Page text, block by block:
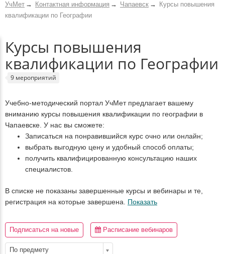
УчМет Контактная информация Чапаевск
Курсы повышения
квалификации по Географии
Курсы повышения
квалификации по Географии
9 мероприятий
Учебно-методический портал УчМет предлагает вашему
вниманию курсы повышения квалификации по географии в
Чапаевске. У нас вы сможете:
Записаться на понравившийся курс очно или онлайн;
выбрать выгодную цену и удобный способ оплаты;
получить квалифицированную консультацию наших
специалистов.
В списке не показаны завершенные курсы и вебинары и те,
регистрация на которые завершена. Показать
Подписаться на новые Расписание вебинаров
По предмету